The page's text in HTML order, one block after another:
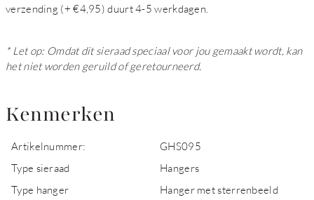
verzending (+ €4,95) duurt 4-5 werkdagen.
* Let op: Omdat dit sieraad speciaal voor jou gemaakt wordt, kan
het niet worden geruild of geretourneerd.
Kenmerken
Artikelnummer:
GHS095
Type sieraad
Hangers
Type hanger
Hanger met sterrenbeeld